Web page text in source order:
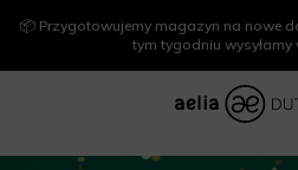
📦 Przygotowujemy magazyn na nowe
tym tygodniu wysyłamy